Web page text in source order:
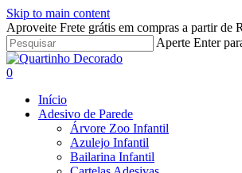
Skip to main content
Aproveite Frete grátis em compras a partir de
Aperte Enter
Close
Search
search
account
0
Início
Adesivo de Parede
Árvore Zoo Infantil
Azulejo Infantil
Bailarina Infantil